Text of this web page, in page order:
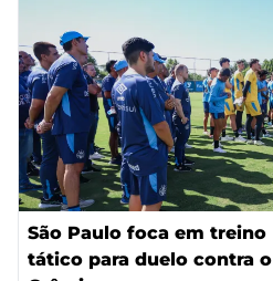
São Paulo foca em treino
tático para duelo contra o